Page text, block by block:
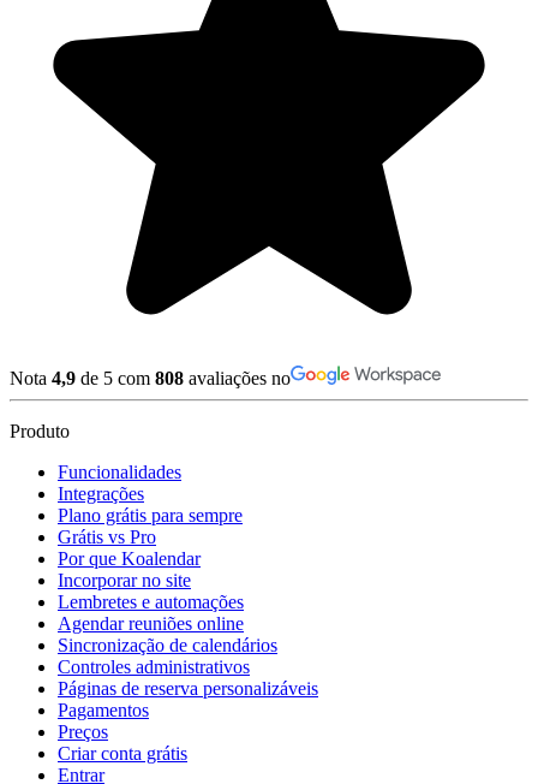
Nota 4,9 de 5 com 808 avaliações no
Produto
Funcionalidades
Integrações
Plano grátis para sempre
Grátis vs Pro
Por que Koalendar
Incorporar no site
Lembretes e automações
Agendar reuniões online
Sincronização de calendários
Controles administrativos
Páginas de reserva personalizáveis
Pagamentos
Preços
Criar conta grátis
Entrar